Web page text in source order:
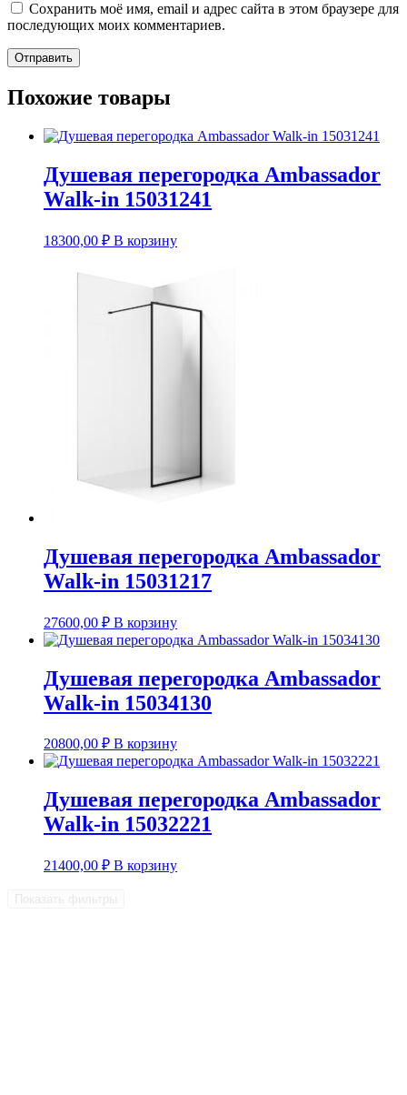
Сохранить моё имя, email и адрес сайта в этом браузере для
последующих моих комментариев.
Похожие товары
Душевая перегородка Ambassador
Walk-in 15031241
18300,00 ₽ В корзину
Душевая перегородка Ambassador
Walk-in 15031217
27600,00 ₽ В корзину
Душевая перегородка Ambassador
Walk-in 15034130
20800,00 ₽ В корзину
Душевая перегородка Ambassador
Walk-in 15032221
21400,00 ₽ В корзину